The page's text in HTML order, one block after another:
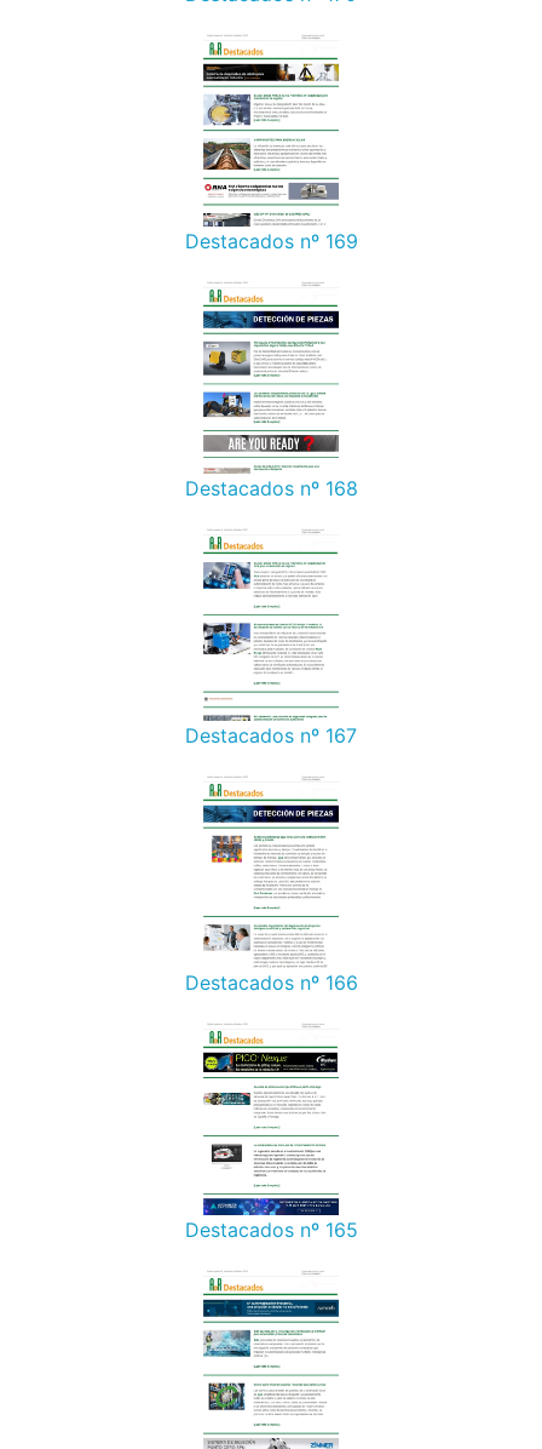
Destacados nº 169
Destacados nº 168
Destacados nº 167
Destacados nº 166
Destacados nº 165